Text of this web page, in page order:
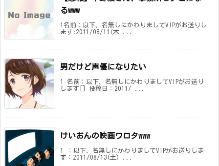
るwww
1名前：以下、名無しにかわりましてVIPがお送りし
ます:2011/08/11(木 ...
男だけど声優になりたい
1 名前：以下、名無しにかわりましてVIPがお送り
します[] 投稿日：2011/ ...
けいおんの映画ワロタwww
1 ：以下、名無しにかわりましてVIPがお送りしま
す：2011/08/13(土) ...